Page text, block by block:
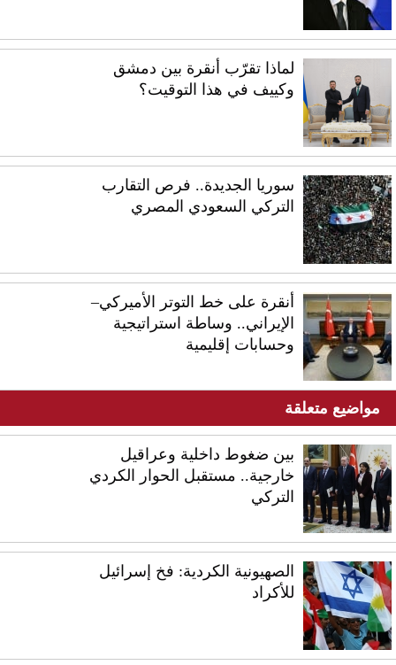
لماذا تقرّب أنقرة بين دمشق
وكييف في هذا التوقيت؟
سوريا الجديدة.. فرص التقارب
التركي السعودي المصري
أنقرة على خط التوتر الأميركي–
الإيراني.. وساطة استراتيجية
وحسابات إقليمية
مواضيع متعلقة
بين ضغوط داخلية وعراقيل
خارجية.. مستقبل الحوار الكردي
التركي
الصهيونية الكردية: فخ إسرائيل
للأكراد